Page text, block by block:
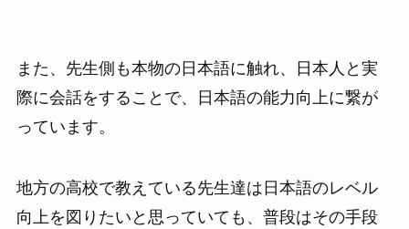
また、先生側も本物の日本語に触れ、日本人と実
際に会話をすることで、日本語の能力向上に繋が
っています。
地方の高校で教えている先生達は日本語のレベル
向上を図りたいと思っていても、普段はその手段